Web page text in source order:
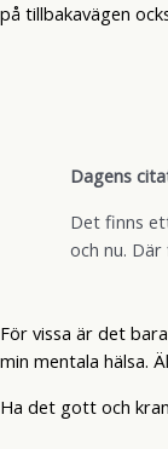
på tillbakavägen
Dagens
Det finns
och nu. Där
För vissa är det
min mentala hälsa.
Ha det gott och